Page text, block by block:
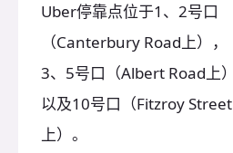
Uber停靠点位于1、2号口
（Canterbury Road上），
3、5号口（Albert Road上）
以及10号口（Fitzroy Street
上）。